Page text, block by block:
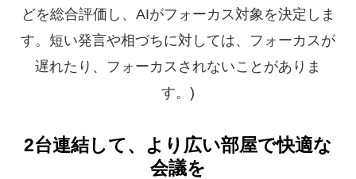
どを総合評価し、AIがフォーカス対象を決定しま
す。短い発言や相づちに対しては、フォーカスが
遅れたり、フォーカスされないことがありま
す。)
2台連結して、より広い部屋で快適な
会議を